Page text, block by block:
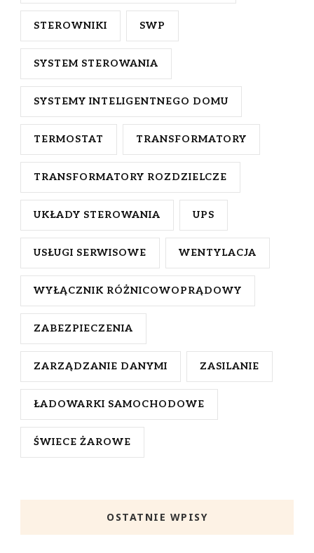
STEROWNIKI SWP
SYSTEM STEROWANIA
SYSTEMY INTELIGENTNEGO DOMU
TERMOSTAT TRANSFORMATORY
TRANSFORMATORY ROZDZIELCZE
UKŁADY STEROWANIA UPS
USŁUGI SERWISOWE WENTYLACJA
WYŁĄCZNIK RÓŻNICOWOPRĄDOWY
ZABEZPIECZENIA
ZARZĄDZANIE DANYMI ZASILANIE
ŁADOWARKI SAMOCHODOWE
ŚWIECE ŻAROWE
OSTATNIE WPISY